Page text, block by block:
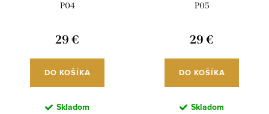
P04
29 €
DO KOŠÍKA
Skladom
P05
29 €
DO KOŠÍKA
Skladom